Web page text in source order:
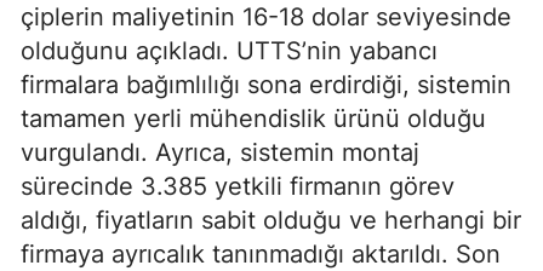
çiplerin maliyetinin 16-18 dolar seviyesinde
olduğunu açıkladı. UTTS’nin yabancı
firmalara bağımlılığı sona erdirdiği, sistemin
tamamen yerli mühendislik ürünü olduğu
vurgulandı. Ayrıca, sistemin montaj
sürecinde 3.385 yetkili firmanın görev
aldığı, fiyatların sabit olduğu ve herhangi bir
firmaya ayrıcalık tanınmadığı aktarıldı. Son